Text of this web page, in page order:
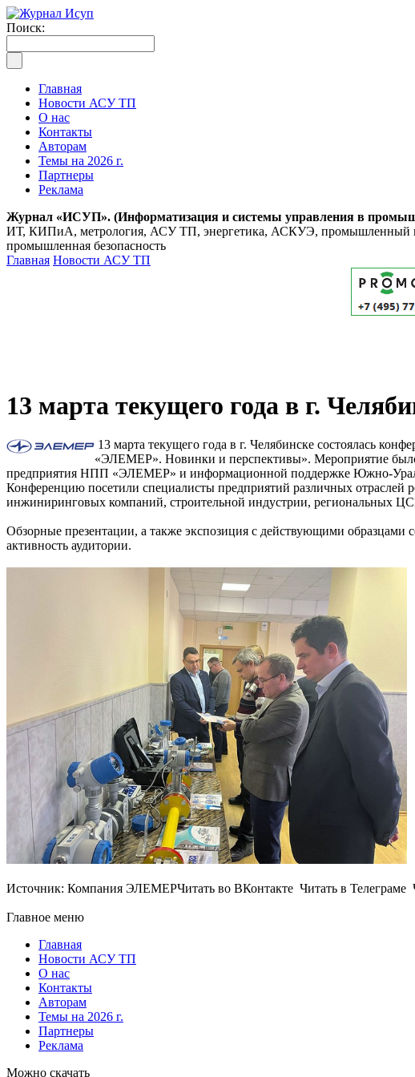
Поиск:
Главная
Новости АСУ ТП
О нас
Контакты
Авторам
Темы на 2026 г.
Партнеры
Реклама
Журнал «ИСУП». (Информатизация и системы управления в
ИТ, КИПиА, метрология, АСУ ТП, энергетика, АСКУЭ, промышленный
промышленная безопасность
Главная Новости АСУ ТП
13 марта текущего года в г.
13 марта текущего года в г. Челябинске состоялась
«ЭЛЕМЕР». Новинки и перспективы». Мероприятие было
предприятия НПП «ЭЛЕМЕР» и информационной поддержке Южно-
Конференцию посетили специалисты предприятий различных отраслей
инжиниринговых компаний, строительной индустрии, региональных
Обзорные презентации, а также экспозиция с действующими
активность аудитории.
Источник: Компания ЭЛЕМЕРЧитать во ВКонтакте Читать в Телеграме
Главное меню
Главная
Новости АСУ ТП
О нас
Контакты
Авторам
Темы на 2026 г.
Партнеры
Реклама
Можно скачать